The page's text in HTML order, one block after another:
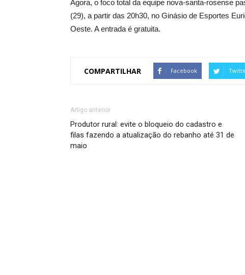
Agora, o foco total da equipe nova-santa-rosense
(29), a partir das 20h30, no Ginásio de Esportes
Oeste. A entrada é gratuita.
COMPARTILHAR Facebook
Artigo anterior
Produtor rural: evite o bloqueio do cadastro e
filas fazendo a atualização do rebanho até 31 de
maio